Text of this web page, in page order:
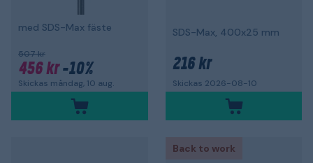
med SDS-Max fäste
507 kr
456 kr-10%
Skickas måndag, 10 aug.
SDS-Max, 400x25 mm
216 kr
Skickas 2026-08-10
Back to work